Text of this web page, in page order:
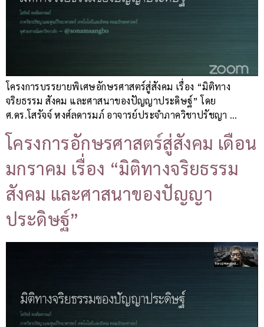
โครงการบรรยายพิเศษอักษรศาสตร์สู่สังคม เรื่อง “มิติทาง
จริยธรรม สังคม และศาสนาของปัญญาประดิษฐ์” โดย
ศ.ดร.โสรัจจ์ หงศ์ลดารมภ์ อาจารย์ประจำภาควิชาปรัชญา …
โครงการอักษรศาสตร์สู่สังคม เดือน
มกราคม เรื่อง “มิติทางจริยธรรม
สังคม และศาสนาของปัญญา
ประดิษฐ์”